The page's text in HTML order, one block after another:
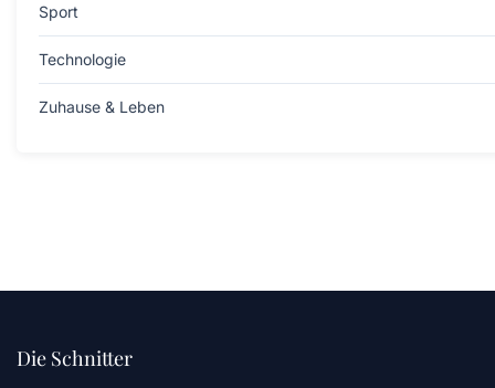
Sport
Technologie
Zuhause & Leben
Die Schnitter